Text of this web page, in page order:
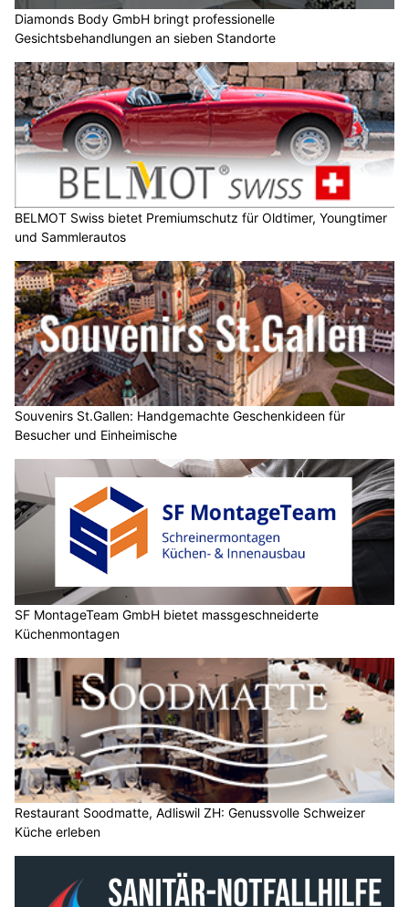
Diamonds Body GmbH bringt professionelle
Gesichtsbehandlungen an sieben Standorte
BELMOT Swiss bietet Premiumschutz für Oldtimer, Youngtimer
und Sammlerautos
Souvenirs St.Gallen: Handgemachte Geschenkideen für
Besucher und Einheimische
SF MontageTeam GmbH bietet massgeschneiderte
Küchenmontagen
Restaurant Soodmatte, Adliswil ZH: Genussvolle Schweizer
Küche erleben